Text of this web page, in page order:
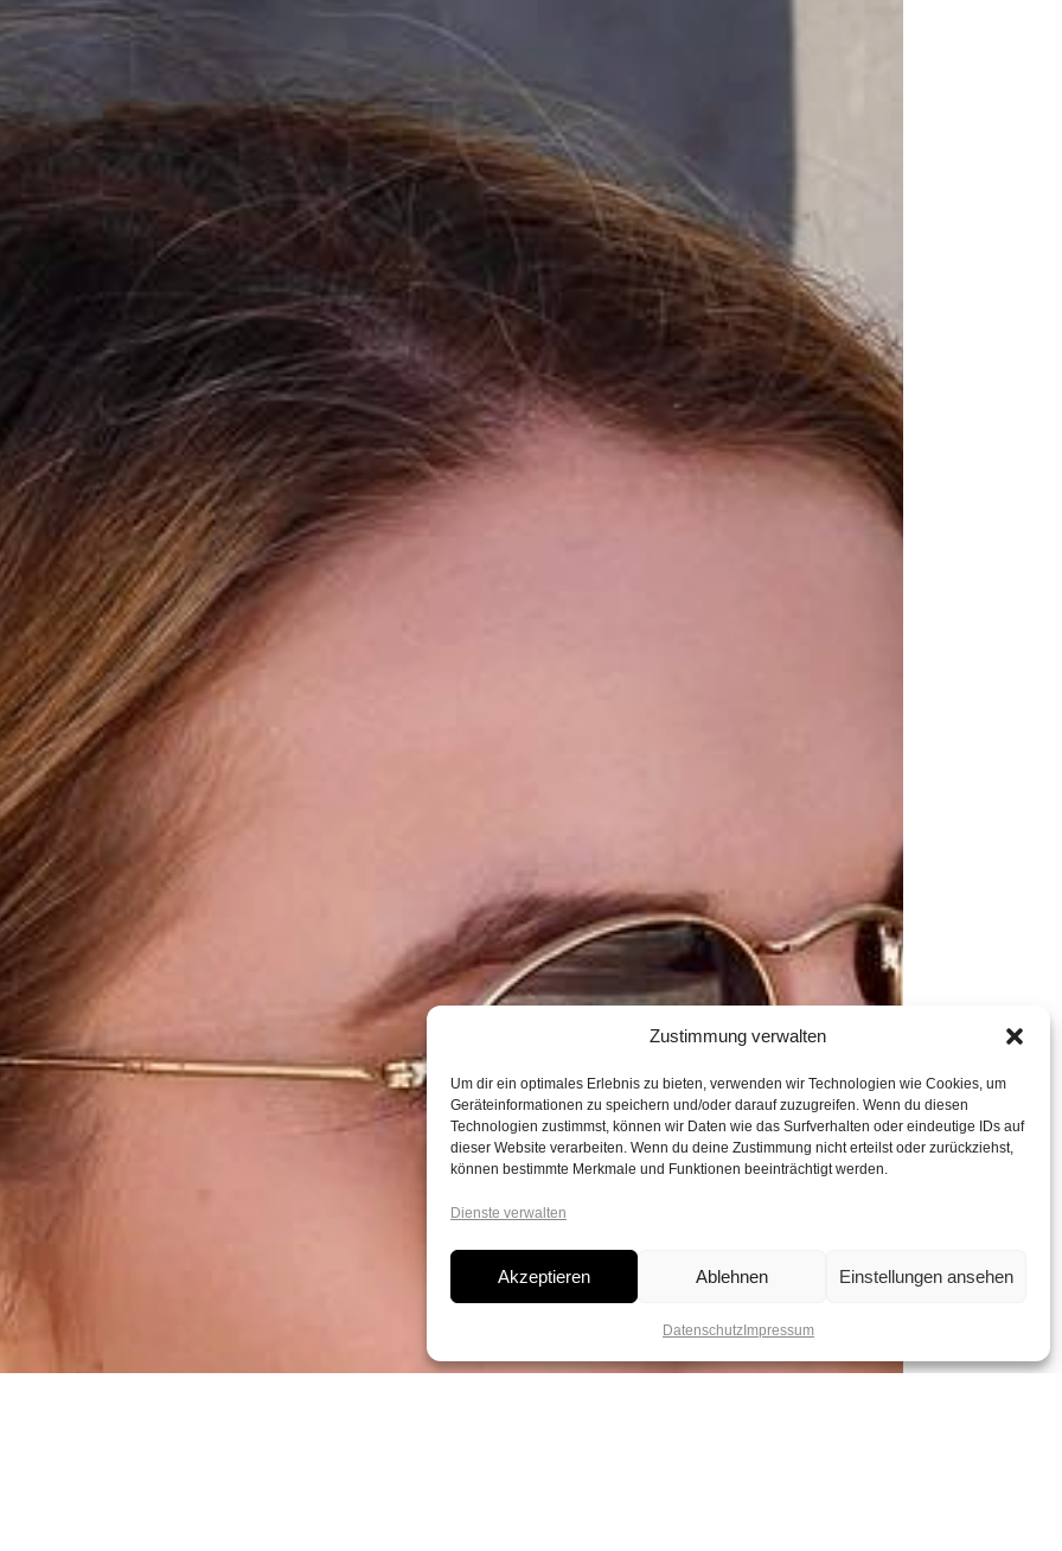
Zustimmung verwalten
Um dir ein optimales Erlebnis zu bieten, verwenden wir Technologien wie Cookies, um
Geräteinformationen zu speichern und/oder darauf zuzugreifen. Wenn du diesen
Technologien zustimmst, können wir Daten wie das Surfverhalten oder eindeutige IDs auf
dieser Website verarbeiten. Wenn du deine Zustimmung nicht erteilst oder zurückziehst,
können bestimmte Merkmale und Funktionen beeinträchtigt werden.
Dienste verwalten
Akzeptieren Ablehnen Einstellungen ansehen
DatenschutzImpressum